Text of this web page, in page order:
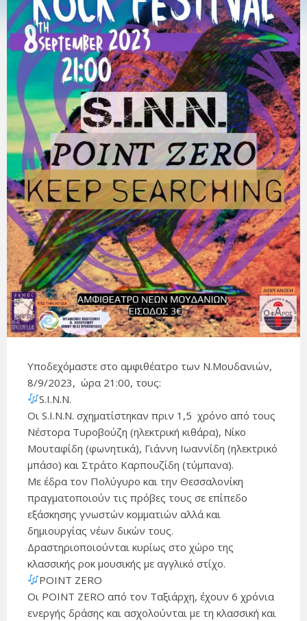
Υποδεχόμαστε στο αμφιθέατρο των Ν.Μουδανιών,
8/9/2023, ώρα 21:00, τους:
S.I.N.N.
Οι S.I.N.N. σχηματίστηκαν πριν 1,5 χρόνο από τους
Νέστορα Τυροβούζη (ηλεκτρική κιθάρα), Νίκο
Μουταφίδη (φωνητικά), Γιάννη Ιωαννίδη (ηλεκτρικό
μπάσο) και Στράτο Καρπουζίδη (τύμπανα).
Με έδρα τον Πολύγυρο και την Θεσσαλονίκη
πραγματοποιούν τις πρόβες τους σε επίπεδο
εξάσκησης γνωστών κομματιών αλλά και
δημιουργίας νέων δικών τους.
Δραστηριοποιούνται κυρίως στο χώρο της
κλασσικής ροκ μουσικής με αγγλικό στίχο.
POINT ZERO
Οι POINT ZERO από τον Ταξιάρχη, έχουν 6 χρόνια
ενεργής δράσης και ασχολούνται με τη κλασσική και